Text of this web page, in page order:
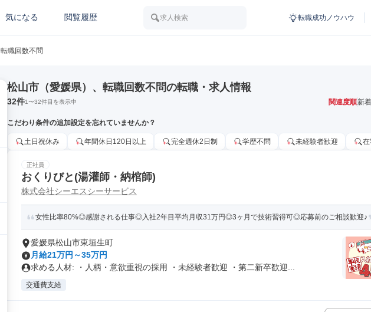
気になる 閲覧履歴 求人検索 転職成功ノウハウ
転職回数不問
松山市（愛媛県）、転職回数不問の転職・求人情報
32件1〜32件目を表示中 関連度順新
こだわり条件の追加設定を忘れていませんか？
土日祝休み 年間休日120日以上 完全週休2日制 学歴不問 未経験者歓迎 在
正社員
おくりびと(湯灌師・納棺師)
株式会社シーエスシーサービス
女性比率80%◎感謝される仕事◎入社2年目平均月収31万円◎3ヶ月で技術習得可◎応募前のご相談歓迎♪
愛媛県松山市東垣生町
月給21万円～35万円
求める人材: ・人柄・意欲重視の採用 ・未経験者歓迎 ・第二新卒歓迎...
交通費支給